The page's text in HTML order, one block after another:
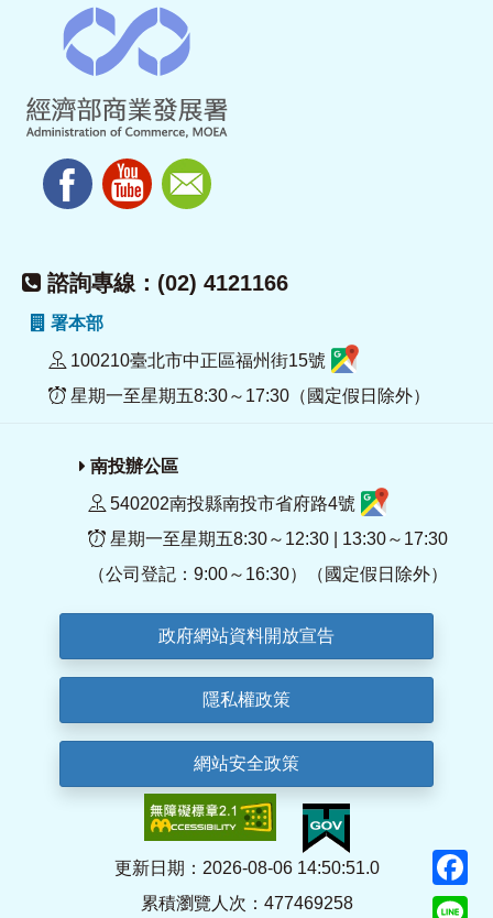
諮詢專線：(02) 4121166
署本部
100210臺北市中正區福州街15號
星期一至星期五8:30～17:30（國定假日除外）
南投辦公區
540202南投縣南投市省府路4號
星期一至星期五8:30～12:30 | 13:30～17:30
（公司登記：9:00～16:30）（國定假日除外）
政府網站資料開放宣告
隱私權政策
網站安全政策
更新日期：2026-08-06 14:50:51.0
累積瀏覽人次：477469258